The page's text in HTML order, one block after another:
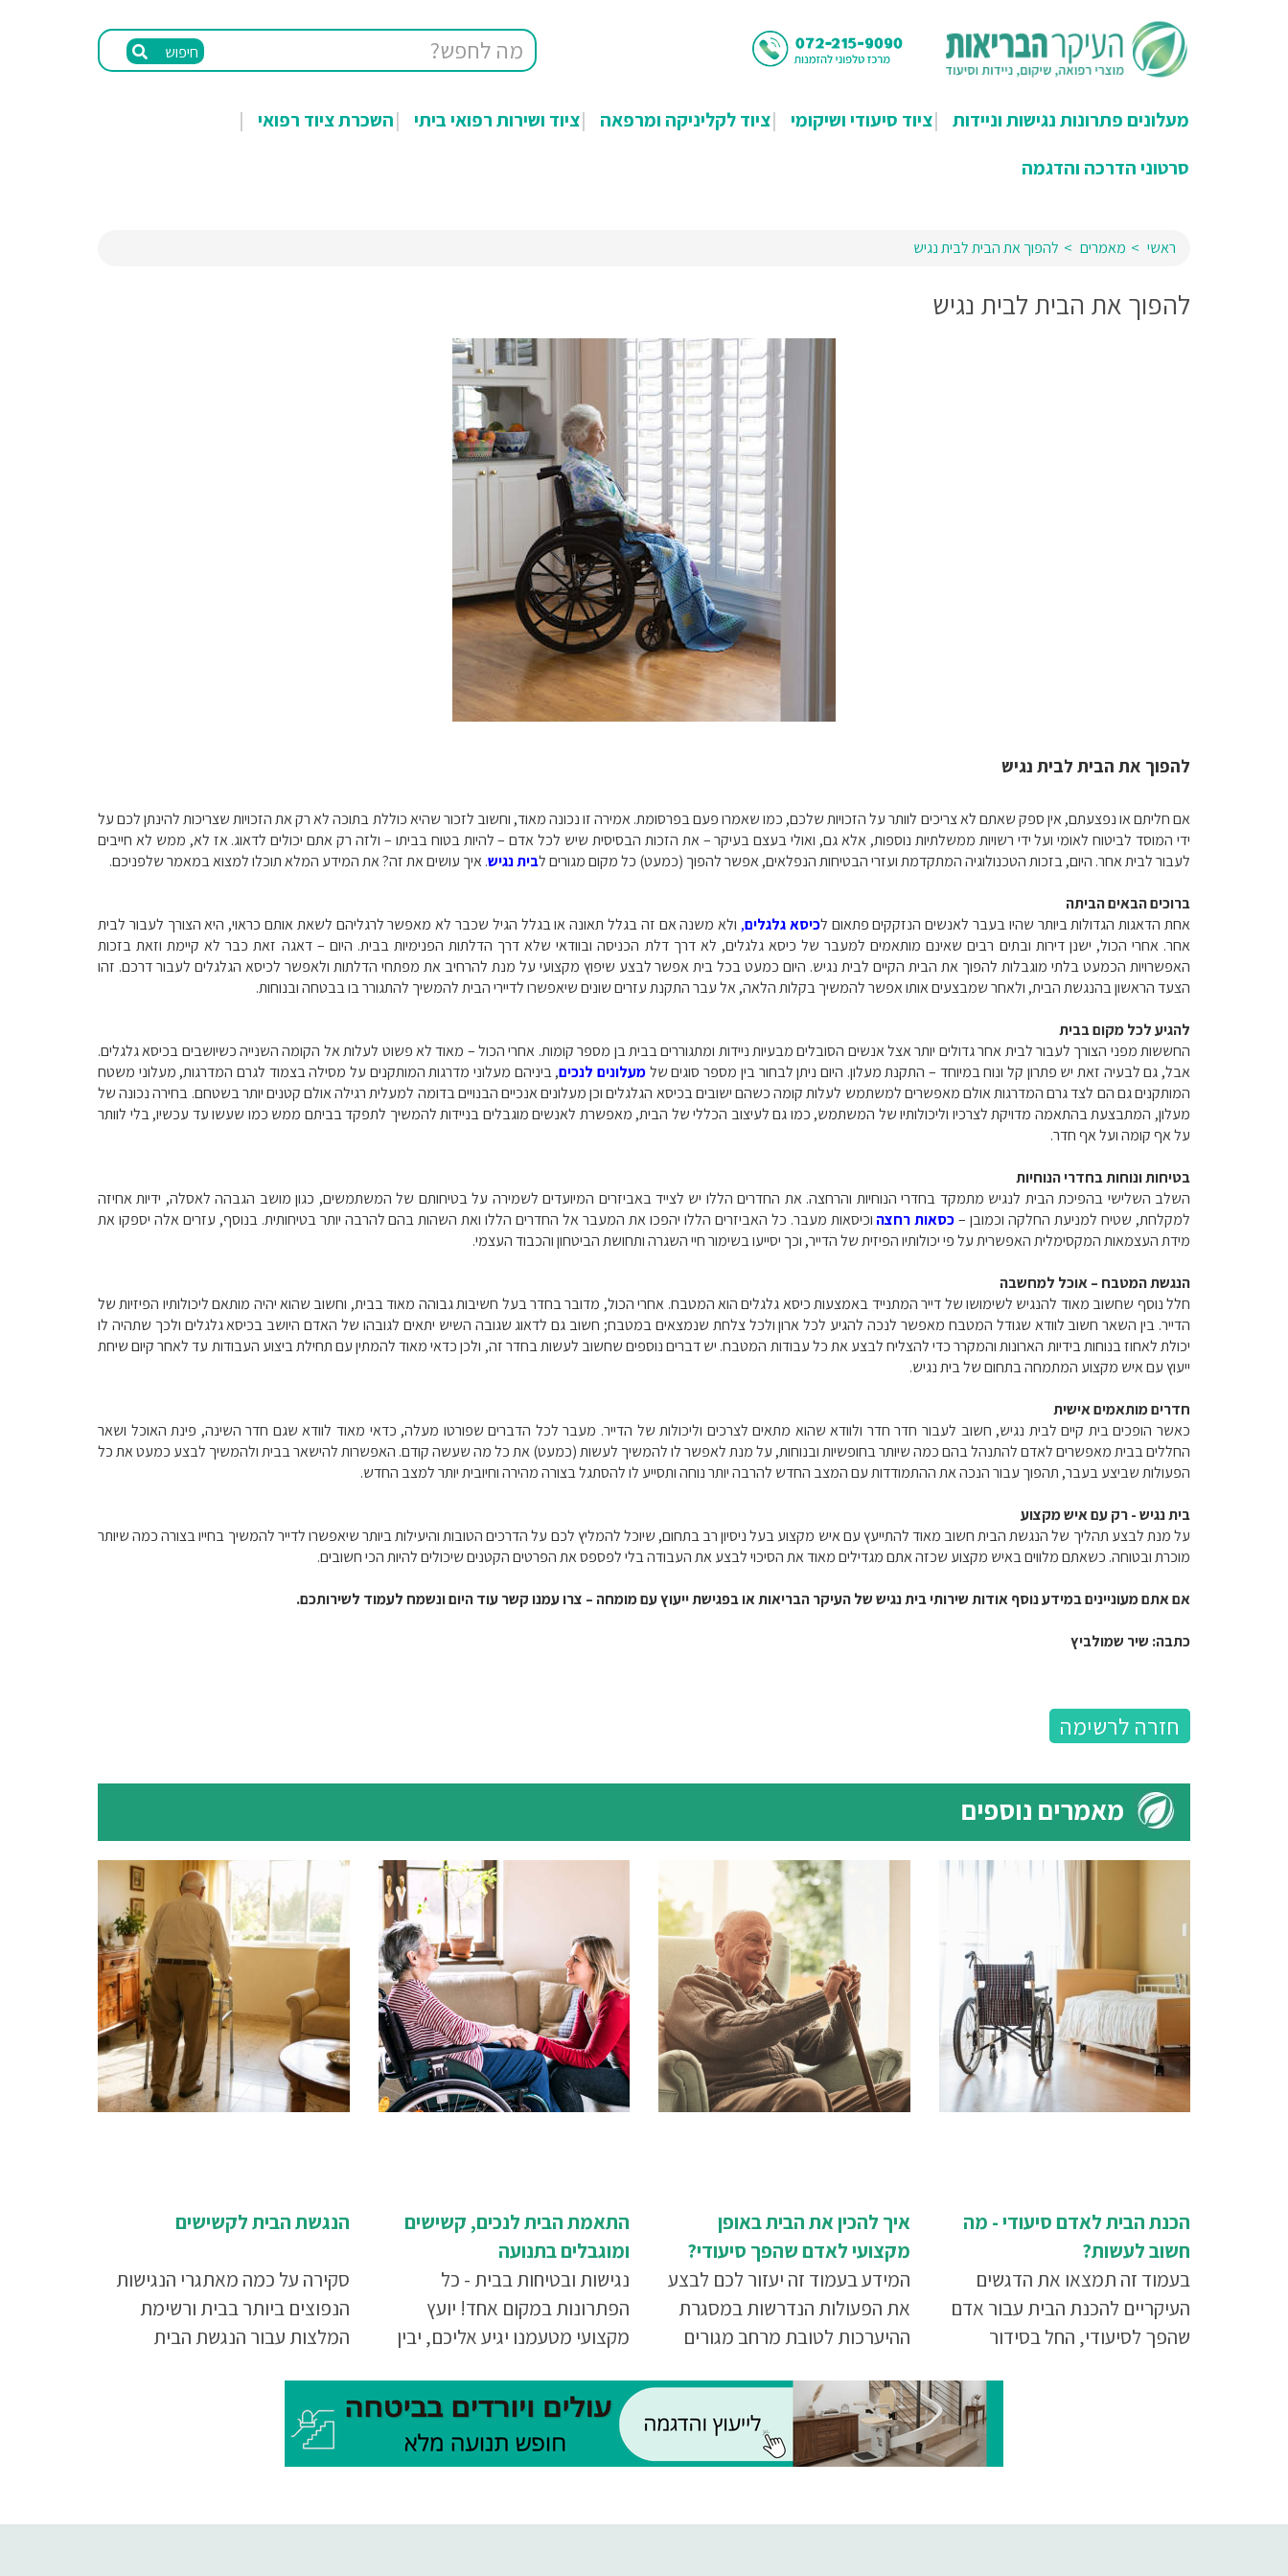
חיפוש
מעלונים פתרונות נגישות וניידות ציוד סיעודי ושיקומי ציוד לקליניקה ומרפאה ציוד ושירות רפואי ביתי
השכרת ציוד רפואי
סרטוני הדרכה והדגמה
ראשי מאמרים להפוך את הבית לבית נגיש
להפוך את הבית לבית נגיש
להפוך את הבית לבית נגיש
אם חליתם או נפצעתם, אין ספק שאתם לא צריכים לוותר על הזכויות שלכם, כמו שאמרו פעם בפרסומת. אמירה זו נכונה מאוד, וחשוב לזכור שהיא כוללת בתוכה לא רק את הזכויות שצריכות להינתן לכם על
ידי המוסד לביטוח לאומי ועל ידי רשויות ממשלתיות נוספות, אלא גם, ואולי בעצם בעיקר – את הזכות הבסיסית שיש לכל אדם – להיות בטוח בביתו – ולזה רק אתם יכולים לדאוג. אז לא, ממש לא חייבים
לעבור לבית אחר. היום, בזכות הטכנולוגיה המתקדמת ועזרי הבטיחות הנפלאים, אפשר להפוך (כמעט) כל מקום מגורים לבית נגיש. איך עושים את זה? את המידע המלא תוכלו למצוא במאמר שלפניכם.
ברוכים הבאים הביתה
אחת הדאגות הגדולות ביותר שהיו בעבר לאנשים הנזקקים פתאום לכיסא גלגלים, ולא משנה אם זה בגלל תאונה או בגלל הגיל שכבר לא מאפשר לרגליהם לשאת אותם כראוי, היא הצורך לעבור לבית
אחר. אחרי הכול, ישנן דירות ובתים רבים שאינם מותאמים למעבר של כיסא גלגלים, לא דרך דלת הכניסה ובוודאי שלא דרך הדלתות הפנימיות בבית. היום – דאגה זאת כבר לא קיימת וזאת בזכות
האפשרויות הכמעט בלתי מוגבלות להפוך את הבית הקיים לבית נגיש. היום כמעט בכל בית אפשר לבצע שיפוץ מקצועי על מנת להרחיב את מפתחי הדלתות ולאפשר לכיסא הגלגלים לעבור דרכם. זהו
הצעד הראשון בהנגשת הבית, ולאחר שמבצעים אותו אפשר להמשיך בקלות הלאה, אל עבר התקנת עזרים שונים שיאפשרו לדיירי הבית להמשיך להתגורר בו בבטחה ובנוחות.
להגיע לכל מקום בבית
החששות מפני הצורך לעבור לבית אחר גדולים יותר אצל אנשים הסובלים מבעיות ניידות ומתגוררים בבית בן מספר קומות. אחרי הכול – מאוד לא פשוט לעלות אל הקומה השנייה כשיושבים בכיסא גלגלים.
אבל, גם לבעיה זאת יש פתרון קל ונוח במיוחד – התקנת מעלון. היום ניתן לבחור בין מספר סוגים שלמעלונים לנכים, ביניהם מעלוני מדרגות המותקנים על מסילה בצמוד לגרם המדרגות, מעלוני משטח
המותקנים גם הם לצד גרם המדרגות אולם מאפשרים למשתמש לעלות קומה כשהם ישובים בכיסא הגלגלים וכן מעלונים אנכיים הבנויים בדומה למעלית רגילה אולם קטנים יותר בשטחם. בחירה נכונה של
מעלון, המתבצעת בהתאמה מדויקת לצרכיו וליכולותיו של המשתמש, כמו גם לעיצוב הכללי של הבית, מאפשרת לאנשים מוגבלים בניידות להמשיך לתפקד בביתם ממש כמו שעשו עד עכשיו, בלי לוותר
על אף קומה ועל אף חדר.
בטיחות ונוחות בחדרי הנוחיות
השלב השלישי בהפיכת הבית לנגיש מתמקד בחדרי הנוחיות והרחצה. את החדרים הללו יש לצייד באביזרים המיועדים לשמירה על בטיחותם של המשתמשים, כגון מושב הגבהה לאסלה, ידיות אחיזה
למקלחת, שטיח למניעת החלקה וכמובן –כסאות רחצה וכיסאות מעבר. כל האביזרים הללו יהפכו את המעבר אל החדרים הללו ואת השהות בהם להרבה יותר בטיחותית. בנוסף, עזרים אלה יספקו את
מידת העצמאות המקסימלית האפשרית על פי יכולותיו הפיזית של הדייר, וכך יסייעו בשימור חיי השגרה ותחושת הביטחון והכבוד העצמי.
הנגשת המטבח – אוכל למחשבה
חלל נוסף שחשוב מאוד להנגיש לשימושו של דייר המתנייד באמצעות כיסא גלגלים הוא המטבח. אחרי הכול, מדובר בחדר בעל חשיבות גבוהה מאוד בבית, וחשוב שהוא יהיה מותאם ליכולותיו הפיזיות של
הדייר. בין השאר חשוב לוודא שגודל המטבח מאפשר לנכה להגיע לכל ארון ולכל צלחת שנמצאים במטבח; חשוב גם לדאוג שגובה השיש יתאים לגובהו של האדם היושב בכיסא גלגלים ולכך שתהיה לו
יכולת לאחוז בנוחות בידיות הארונות והמקרר כדי להצליח לבצע את כל עבודות המטבח. יש דברים נוספים שחשוב לעשות בחדר זה, ולכן כדאי מאוד להמתין עם תחילת ביצוע העבודות עד לאחר קיום שיחת
ייעוץ עם איש מקצוע המתמחה בתחום של בית נגיש.
חדרים מותאמים אישית
כאשר הופכים בית קיים לבית נגיש, חשוב לעבור חדר חדר ולוודא שהוא מתאים לצרכים וליכולות של הדייר. מעבר לכל הדברים שפורטו מעלה, כדאי מאוד לוודא שגם חדר השינה, פינת האוכל ושאר
החללים בבית מאפשרים לאדם להתנהל בהם כמה שיותר בחופשיות ובנוחות, על מנת לאפשר לו להמשיך לעשות (כמעט) את כל מה שעשה קודם. האפשרות להישאר בבית ולהמשיך לבצע כמעט את כל
הפעולות שביצע בעבר, תהפוך עבור הנכה את ההתמודדות עם המצב החדש להרבה יותר נוחה ותסייע לו להסתגל בצורה מהירה וחיובית יותר למצב החדש.
בית נגיש - רק עם איש מקצוע
על מנת לבצע תהליך של הנגשת הבית חשוב מאוד להתייעץ עם איש מקצוע בעל ניסיון רב בתחום, שיוכל להמליץ לכם על הדרכים הטובות והיעילות ביותר שיאפשרו לדייר להמשיך בחייו בצורה כמה שיותר
מוכרת ובטוחה. כשאתם מלווים באיש מקצוע שכזה אתם מגדילים מאוד את הסיכוי לבצע את העבודה בלי לפספס את הפרטים הקטנים שיכולים להיות הכי חשובים.
אם אתם מעוניינים במידע נוסף אודות שירותי בית נגיש של העיקר הבריאות או בפגישת ייעוץ עם מומחה – צרו עמנו קשר עוד היום ונשמח לעמוד לשירותכם.
כתבה: שיר שמולביץ
חזרה לרשימה
מאמרים נוספים
הנגשת הבית לקשישים
סקירה על כמה מאתגרי הנגישות
הנפוצים ביותר בבית ורשימת
המלצות עבור הנגשת הבית
התאמת הבית לנכים, קשישים
ומוגבלים בתנועה
נגישות ובטיחות בבית - כל
הפתרונות במקום אחד! יועץ
מקצועי מטעמנו יגיע אליכם, יבין
שלכם, ויציע פתרונות מקיפים
שישדרגו בצורה משמעותית את
איכות חייכם.
איך להכין את הבית באופן
מקצועי לאדם שהפך סיעודי?
המידע בעמוד זה יעזור לכם לבצע
את הפעולות הנדרשות במסגרת
ההיערכות לטובת מרחב מגורים
הכנת הבית לאדם סיעודי - מה
חשוב לעשות?
בעמוד זה תמצאו את הדגשים
העיקריים להכנת הבית עבור אדם
שהפך לסיעודי, החל בסידור
מקסימום מרחב, דרך הכנת חדר
השינה, חדר הרחצה והמטבח ועד